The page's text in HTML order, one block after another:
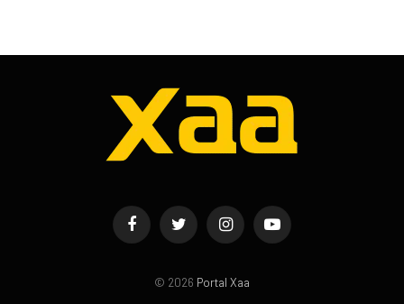
FacebookTwitter InstagramYouTube
© 2026 Portal Xaa